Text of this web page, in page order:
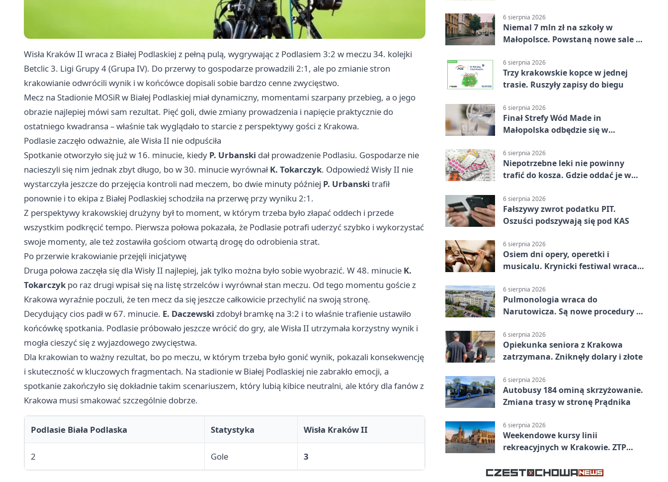
Wisła Kraków II wraca z Białej Podlaskiej z pełną pulą, wygrywając z Podlasiem 3:2 w meczu 34. kolejki
Betclic 3. Ligi Grupy 4 (Grupa IV). Do przerwy to gospodarze prowadzili 2:1, ale po zmianie stron
krakowianie odwrócili wynik i w końcówce dopisali sobie bardzo cenne zwycięstwo.
Mecz na Stadionie MOSiR w Białej Podlaskiej miał dynamiczny, momentami szarpany przebieg, a o jego
obrazie najlepiej mówi sam rezultat. Pięć goli, dwie zmiany prowadzenia i napięcie praktycznie do
ostatniego kwadransa – właśnie tak wyglądało to starcie z perspektywy gości z Krakowa.
Podlasie zaczęło odważnie, ale Wisła II nie odpuściła
Spotkanie otworzyło się już w 16. minucie, kiedy P. Urbanski dał prowadzenie Podlasiu. Gospodarze nie
nacieszyli się nim jednak zbyt długo, bo w 30. minucie wyrównałK. Tokarczyk. Odpowiedź Wisły II nie
wystarczyła jeszcze do przejęcia kontroli nad meczem, bo dwie minuty później P. Urbanski trafił
ponownie i to ekipa z Białej Podlaskiej schodziła na przerwę przy wyniku 2:1.
Z perspektywy krakowskiej drużyny był to moment, w którym trzeba było złapać oddech i przede
wszystkim podkręcić tempo. Pierwsza połowa pokazała, że Podlasie potrafi uderzyć szybko i wykorzystać
swoje momenty, ale też zostawiła gościom otwartą drogę do odrobienia strat.
Po przerwie krakowianie przejęli inicjatywę
Druga połowa zaczęła się dla Wisły II najlepiej, jak tylko można było sobie wyobrazić. W 48. minucie K.
Tokarczyk po raz drugi wpisał się na listę strzelców i wyrównał stan meczu. Od tego momentu goście z
Krakowa wyraźnie poczuli, że ten mecz da się jeszcze całkowicie przechylić na swoją stronę.
Decydujący cios padł w 67. minucie. E. Daczewski zdobył bramkę na 3:2 i to właśnie trafienie ustawiło
końcówkę spotkania. Podlasie próbowało jeszcze wrócić do gry, ale Wisła II utrzymała korzystny wynik i
mogła cieszyć się z wyjazdowego zwycięstwa.
Dla krakowian to ważny rezultat, bo po meczu, w którym trzeba było gonić wynik, pokazali konsekwencję
i skuteczność w kluczowych fragmentach. Na stadionie w Białej Podlaskiej nie zabrakło emocji, a
spotkanie zakończyło się dokładnie takim scenariuszem, który lubią kibice neutralni, ale który dla fanów z
Krakowa musi smakować szczególnie dobrze.
Podlasie Biała Podlaska Statystyka Wisła Kraków II
2 Gole 3
6 sierpnia 2026
Niemal 7 mln zł na szkoły w
Małopolsce. Powstaną nowe sale i
6 sierpnia 2026
Trzy krakowskie kopce w jednej
trasie. Ruszyły zapisy do biegu
6 sierpnia 2026
Finał Strefy Wód Made in
Małopolska odbędzie się w
6 sierpnia 2026
Niepotrzebne leki nie powinny
trafić do kosza. Gdzie oddać je w
6 sierpnia 2026
Fałszywy zwrot podatku PIT.
Oszuści podszywają się pod KAS
6 sierpnia 2026
Osiem dni opery, operetki i
musicalu. Krynicki festiwal wraca z
6 sierpnia 2026
Pulmonologia wraca do
Narutowicza. Są nowe procedury i
6 sierpnia 2026
Opiekunka seniora z Krakowa
zatrzymana. Zniknęły dolary i złote
6 sierpnia 2026
Autobusy 184 ominą skrzyżowanie.
Zmiana trasy w stronę Prądnika
6 sierpnia 2026
Weekendowe kursy linii
rekreacyjnych w Krakowie. ZTP